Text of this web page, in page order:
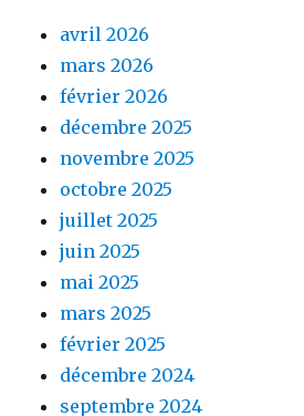
avril 2026
mars 2026
février 2026
décembre 2025
novembre 2025
octobre 2025
juillet 2025
juin 2025
mai 2025
mars 2025
février 2025
décembre 2024
septembre 2024